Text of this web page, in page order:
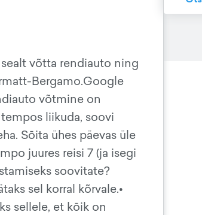
võtta rendiauto ning
Bergamo.Google
võtmine on
liikuda, soovi
Sōita ühes päevas üle
juures reisi 7 (ja isegi
soovitate?
sel korral kõrvale.•
sellele, et kōik on